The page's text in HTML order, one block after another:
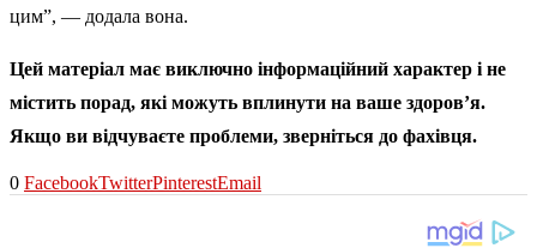
цим”, — додала вона.
Цей матеріал має виключно інформаційний характер і не
містить порад, які можуть вплинути на ваше здоров’я.
Якщо ви відчуваєте проблеми, зверніться до фахівця.
0 FacebookTwitterPinterestEmail